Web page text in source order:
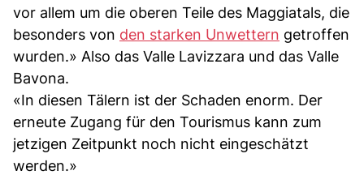
vor allem um die oberen Teile des Maggiatals, die
besonders von den starken Unwettern getroffen
wurden.» Also das Valle Lavizzara und das Valle
Bavona.
«In diesen Tälern ist der Schaden enorm. Der
erneute Zugang für den Tourismus kann zum
jetzigen Zeitpunkt noch nicht eingeschätzt
werden.»